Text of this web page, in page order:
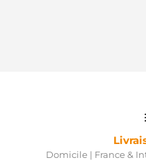
Domicile | France &